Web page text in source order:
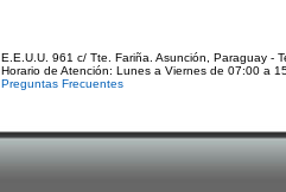
E.E.U.U. 961 c/ Tte. Fariña. Asunción, Paraguay -
Horario de Atención: Lunes a Viernes de 07:00 a
Preguntas Frecuentes